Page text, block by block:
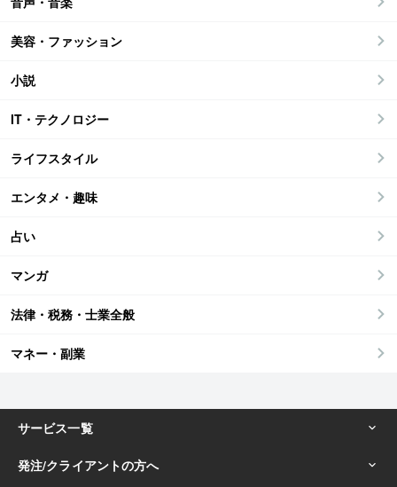
美容・ファッション
小説
IT・テクノロジー
ライフスタイル
エンタメ・趣味
占い
マンガ
法律・税務・士業全般
マネー・副業